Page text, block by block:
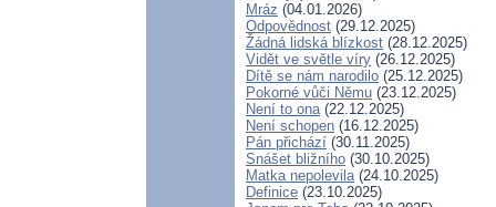
Mráz (04.01.2026)
Odpovědnost (29.12.2025)
Žádná lidská blízkost (28.12.2025)
Vidět ve světle víry (26.12.2025)
Dítě se nám narodilo (25.12.2025)
Pokorné vůči Němu (23.12.2025)
Není to ona(22.12.2025)
Není schopen (16.12.2025)
Pán přichází (30.11.2025)
Snášet bližního (30.10.2025)
Matka nepolevila(24.10.2025)
Definice (23.10.2025)